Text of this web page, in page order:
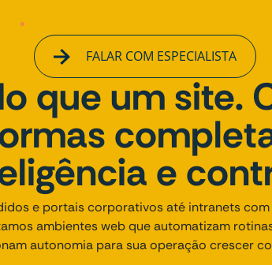
FALAR COM ESPECIALISTA
que um site.
e
e portais corporativos até intranets
ambientes web que automatizam
autonomia para sua operação crescer